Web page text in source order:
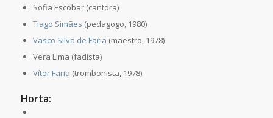
Sofia Escobar (cantora)
Tiago Simães (pedagogo, 1980)
Vasco Silva de Faria (maestro, 1978)
Vera Lima (fadista)
Vítor Faria (trombonista, 1978)
Horta: